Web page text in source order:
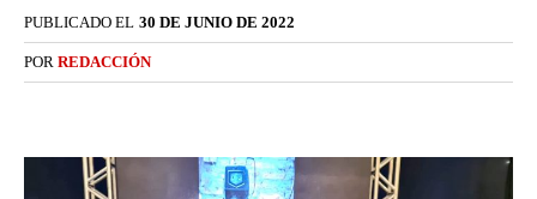
PUBLICADO EL 30 DE JUNIO DE 2022
POR REDACCIÓN